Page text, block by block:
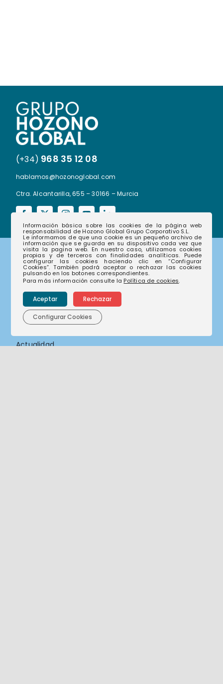
(+34) 968 35 12 08
hablamos@hozonoglobal.com
Ctra. Alcantarilla, 655 – 30166 – Murcia
Corporativo
Nuestras empresas
Nuestra historia
Actualidad
Información básica sobre las cookies de la página web
responsabilidad de Hozono Global Grupo Corporativo S.L.
Le informamos de que una cookie es un pequeño archivo de
información que se guarda en su dispositivo cada vez que
visita la pagina web. En nuestro caso, utilizamos cookies
propias y de terceros con finalidades analíticas. Puede
configurar las cookies haciendo clic en “Configurar
Cookies”. También podrá aceptar o rechazar las cookies
pulsando en los botones correspondientes.
Para más información consulte la Política de cookies.
Aceptar Rechazar
Configurar Cookies